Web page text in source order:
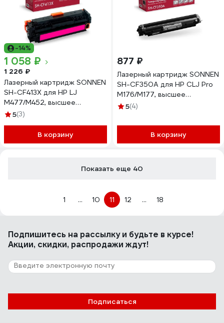
-14%
1 058 ₽
1 226 ₽
Лазерный картридж SONNEN
SH-CF413X для HP LJ
M477/M452, высшее
качество, пурпурный, 6500
5(3)
В корзину
877 ₽
Лазерный картридж SONNEN
SH-CF350A для HP СLJ Pro
M176/M177, высшее
качество, черный, 1300
5(4)
В корзину
Показать еще 40
1 ... 10 11 12 ... 18
Подпишитесь на рассылкуи будьте в курсе!
Акции, скидки, распродажи ждут!
Подписаться